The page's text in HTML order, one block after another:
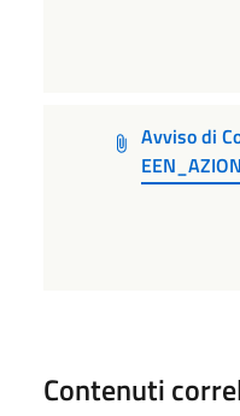
Avviso di
Contenuti